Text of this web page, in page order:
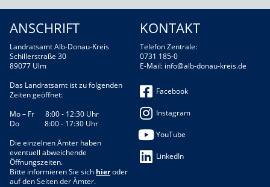
ANSCHRIFT
Landratsamt Alb-Donau-Kreis
Schillerstraße 30
89077 Ulm
Das Landratsamt ist zu folgenden
Zeiten geöffnet:
Mo – Fr 8:00 - 12:30 Uhr
Do 8:00 - 17:30 Uhr
Die einzelnen Ämter haben
eventuell abweichende
Öffnungszeiten.
Bitte informieren Sie sich hieroder
auf den Seiten der Ämter.
KONTAKT
Telefon Zentrale:
0731 185-0
E-Mail: info@alb-donau-kreis.de
Facebook
Instagram
YouTube
LinkedIn